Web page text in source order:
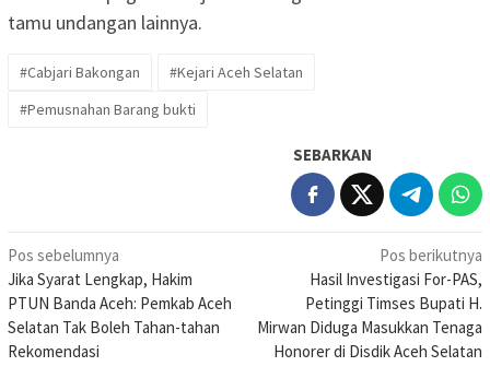
tamu undangan lainnya.
#Cabjari Bakongan
#Kejari Aceh Selatan
#Pemusnahan Barang bukti
SEBARKAN
Navigasi
pos
Pos sebelumnya
Jika Syarat Lengkap, Hakim
PTUN Banda Aceh: Pemkab Aceh
Selatan Tak Boleh Tahan-tahan
Rekomendasi
Pos berikutnya
Hasil Investigasi For-PAS,
Petinggi Timses Bupati H.
Mirwan Diduga Masukkan Tenaga
Honorer di Disdik Aceh Selatan